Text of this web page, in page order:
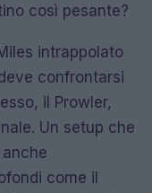
così pesante?
intrappolato
confrontarsi
il Prowler,
Un setup che
come il